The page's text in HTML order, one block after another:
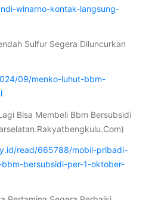
winarno-kontak-langsung-
Sulfur Segera Diluncurkan
09/menko-luhut-bbm-
Bisa Membeli Bbm Bersubsidi
read/665788/mobil-pribadi-
bersubsidi-per-1-oktober-